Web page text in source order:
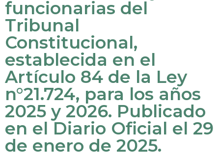
funcionarias del
Tribunal
Constitucional,
establecida en el
Artículo 84 de la Ley
n°21.724, para los años
2025 y 2026. Publicado
en el Diario Oficial el 29
de enero de 2025.